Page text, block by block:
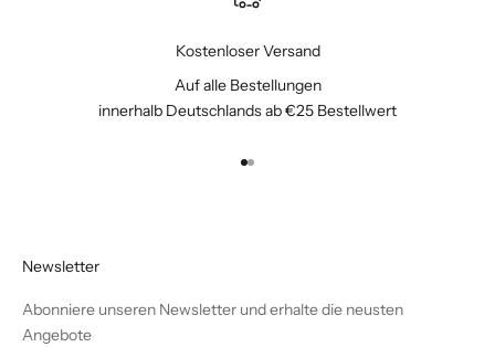
Kostenloser Versand
Auf alle Bestellungen
innerhalb Deutschlands ab €25 Bestellwert
Gehe zu Element 1
Gehe zu Element 2
Newsletter
Abonniere unseren Newsletter und erhalte die neusten
Angebote